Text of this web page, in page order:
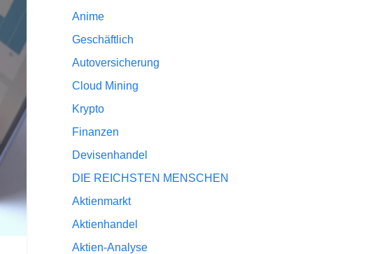
Anime
Geschäftlich
Autoversicherung
Cloud Mining
Krypto
Finanzen
Devisenhandel
DIE REICHSTEN MENSCHEN
Aktienmarkt
Aktienhandel
Aktien-Analyse